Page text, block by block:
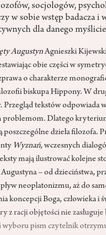
socjologów,
w sobie wstęp badacza i
dla danego
AugustynAgnieszki
obie części w
o charakterze
biskupa Hippony. W
Przegląd tekstów odpowiada
problemom. Dlatego
poszczególne dzieła filozofa.
Wyznań, wczesnych
mają ilustrować kolejne
– od dzieciństwa,
neoplatonizmu, aż do
koncepcji Boga, człowieka i
z racji objętości nie zasługuje
wyboru pism czytelnik